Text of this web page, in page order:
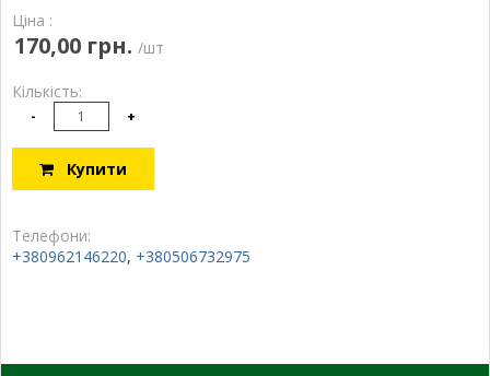
Ціна :
170,00 грн. /шт
Кількість:
- +
Купити
Телефони:
+380962146220, +380506732975